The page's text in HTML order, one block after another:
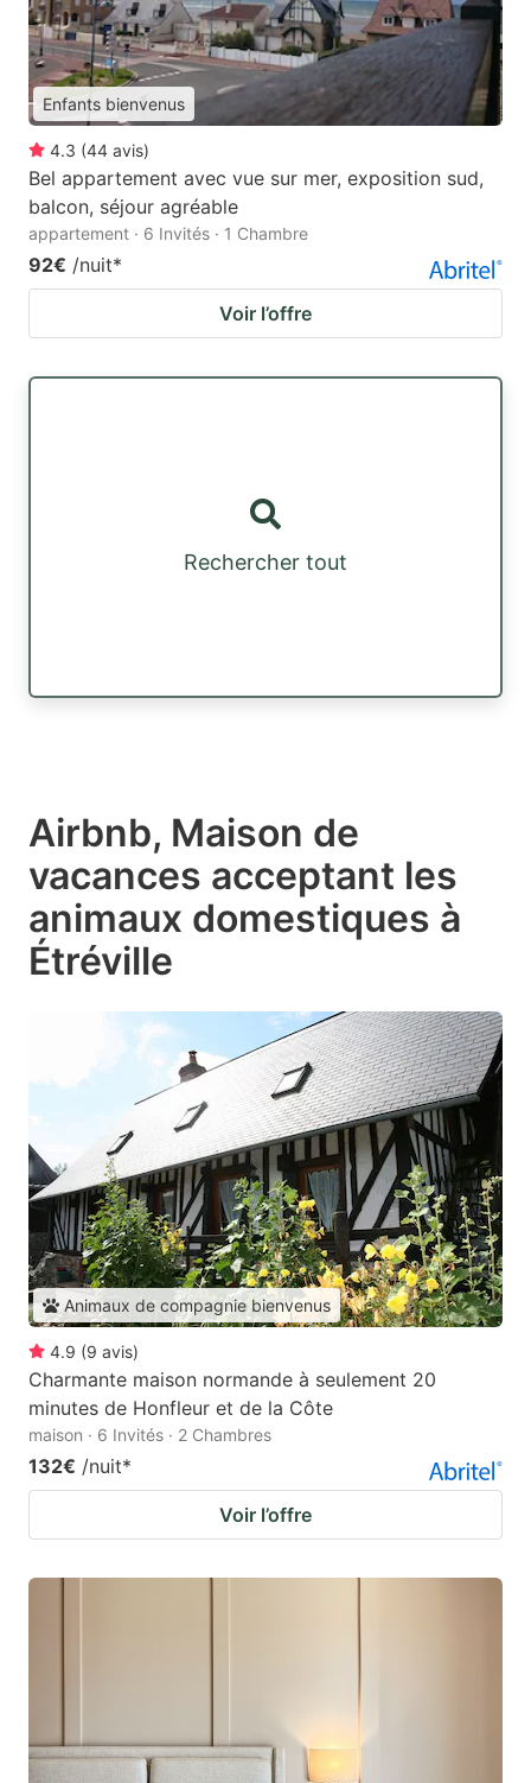
Enfants bienvenus
4.3 (44 avis)
Bel appartement avec vue sur mer, exposition sud,
balcon, séjour agréable
appartement · 6 Invités · 1 Chambre
92€ /nuit*
Voir l’offre
Rechercher tout
Airbnb, Maison de
vacances acceptant les
animaux domestiques à
Étréville
Animaux de compagnie bienvenus
4.9 (9 avis)
Charmante maison normande à seulement 20
minutes de Honfleur et de la Côte
maison · 6 Invités · 2 Chambres
132€ /nuit*
Voir l’offre